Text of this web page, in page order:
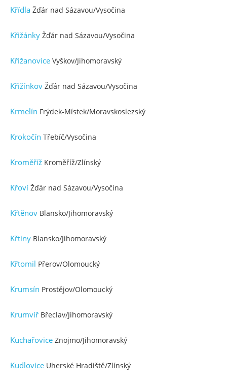
Křídla Žďár nad Sázavou/Vysočina
Křižánky Žďár nad Sázavou/Vysočina
Křižanovice Vyškov/Jihomoravský
Křižínkov Žďár nad Sázavou/Vysočina
Krmelín Frýdek-Místek/Moravskoslezský
Krokočín Třebíč/Vysočina
Kroměříž Kroměříž/Zlínský
Křoví Žďár nad Sázavou/Vysočina
Křtěnov Blansko/Jihomoravský
Křtiny Blansko/Jihomoravský
Křtomil Přerov/Olomoucký
Krumsín Prostějov/Olomoucký
Krumvíř Břeclav/Jihomoravský
Kuchařovice Znojmo/Jihomoravský
Kudlovice Uherské Hradiště/Zlínský